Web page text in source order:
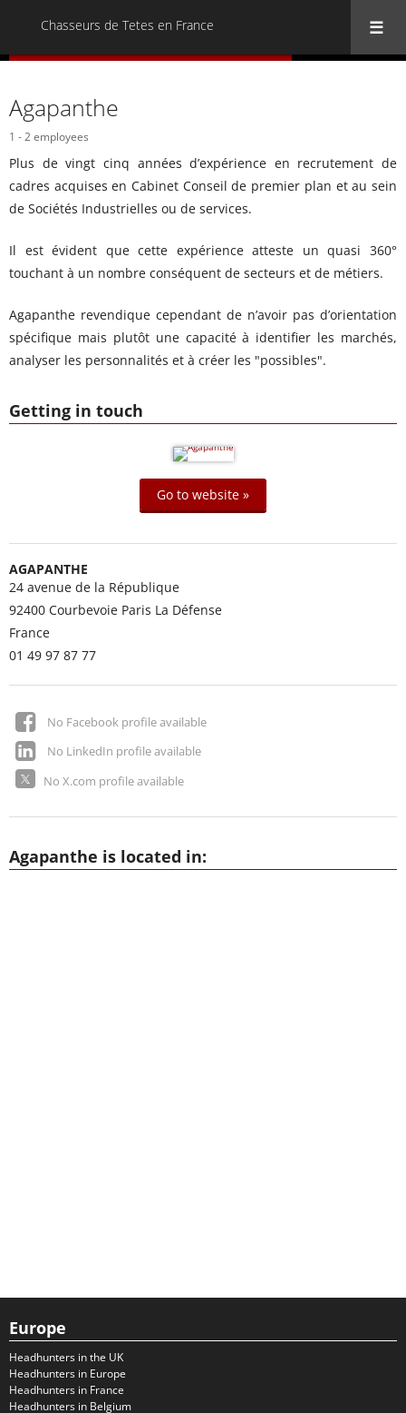
Chasseurs de Tetes en France
Getting in touch
Go to website »
AGAPANTHE
24 avenue de la République
92400 Courbevoie Paris La Défense
France
01 49 97 87 77
No Facebook profile available
No LinkedIn profile available
No X.com profile available
Agapanthe
1 - 2 employees
Plus de vingt cinq années d’expérience en recrutement de
cadres acquises en Cabinet Conseil de premier plan et au sein
de Sociétés Industrielles ou de services.
Il est évident que cette expérience atteste un quasi 360°
touchant à un nombre conséquent de secteurs et de métiers.
Agapanthe revendique cependant de n’avoir pas d’orientation
spécifique mais plutôt une capacité à identifier les marchés,
analyser les personnalités et à créer les "possibles".
Agapanthe is located in:
Europe
Headhunters in the UK
Headhunters in Europe
Headhunters in France
Headhunters in Belgium